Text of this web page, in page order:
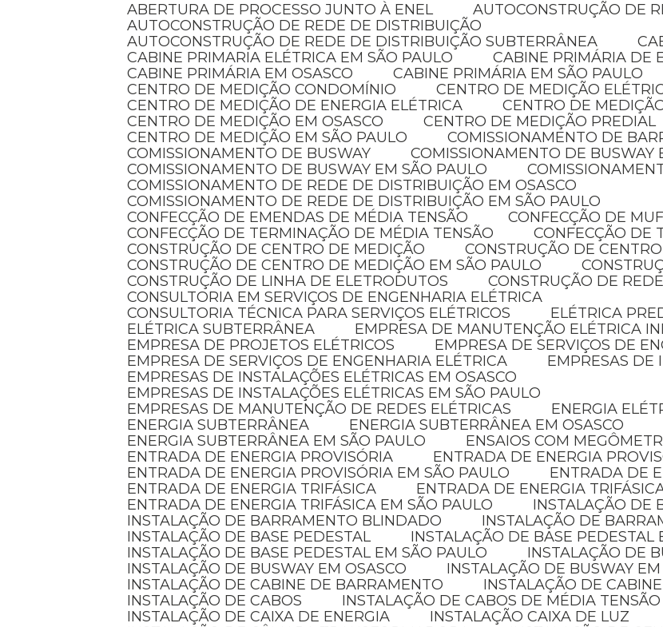
ABERTURA DE PROCESSO JUNTO À ENEL
AUTOCONSTRUÇÃO DE
AUTOCONSTRUÇÃO DE REDE DE DISTRIBUIÇÃO
AUTOCONSTRUÇÃO DE REDE DE DISTRIBUIÇÃO SUBTERRÂNEA
CABINE PRIMARIA ELÉTRICA EM SÃO PAULO
CABINE PRIMÁRIA DE
CABINE PRIMÁRIA EM OSASCO
CABINE PRIMÁRIA EM SÃO PAULO
CENTRO DE MEDIÇÃO CONDOMÍNIO
CENTRO DE MEDIÇÃO
CENTRO DE MEDIÇÃO DE ENERGIA ELÉTRICA
CENTRO DE
CENTRO DE MEDIÇÃO EM OSASCO
CENTRO DE MEDIÇÃO PREDIAL
CENTRO DE MEDIÇÃO EM SÃO PAULO
COMISSIONAMENTO DE
COMISSIONAMENTO DE BUSWAY
COMISSIONAMENTO DE BUSWAY
COMISSIONAMENTO DE BUSWAY EM SÃO PAULO
COMISSIONAMENTO DE REDE DE DISTRIBUIÇÃO EM OSASCO
COMISSIONAMENTO DE REDE DE DISTRIBUIÇÃO EM SÃO PAULO
CONFECÇÃO DE EMENDAS DE MÉDIA TENSÃO
CONFECÇÃO DE
CONFECÇÃO DE TERMINAÇÃO DE MÉDIA TENSÃO
CONFECÇÃO
CONSTRUÇÃO DE CENTRO DE MEDIÇÃO
CONSTRUÇÃO DE
CONSTRUÇÃO DE CENTRO DE MEDIÇÃO EM SÃO PAULO
CONSTRUÇÃO DE LINHA DE ELETRODUTOS
CONSTRUÇÃO DE
CONSULTORIA EM SERVIÇOS DE ENGENHARIA ELÉTRICA
CONSULTORIA TÉCNICA PARA SERVIÇOS ELÉTRICOS
ELÉTRICA
ELÉTRICA SUBTERRÂNEA
EMPRESA DE MANUTENÇÃO ELÉTRICA
EMPRESA DE PROJETOS ELÉTRICOS
EMPRESA DE SERVIÇOS DE
EMPRESA DE SERVIÇOS DE ENGENHARIA ELÉTRICA
EMPRESAS
EMPRESAS DE INSTALAÇÕES ELÉTRICAS EM OSASCO
EMPRESAS DE INSTALAÇÕES ELÉTRICAS EM SÃO PAULO
EMPRESAS DE MANUTENÇÃO DE REDES ELÉTRICAS
ENERGIA
ENERGIA SUBTERRÂNEA
ENERGIA SUBTERRÂNEA EM OSASCO
ENERGIA SUBTERRÂNEA EM SÃO PAULO
ENSAIOS COM
ENTRADA DE ENERGIA PROVISÓRIA
ENTRADA DE ENERGIA
ENTRADA DE ENERGIA PROVISÓRIA EM SÃO PAULO
ENTRADA DE
ENTRADA DE ENERGIA TRIFÁSICA
ENTRADA DE ENERGIA
ENTRADA DE ENERGIA TRIFÁSICA EM SÃO PAULO
INSTALAÇÃO DE
INSTALAÇÃO DE BARRAMENTO BLINDADO
INSTALAÇÃO DE
INSTALAÇÃO DE BASE PEDESTAL
INSTALAÇÃO DE BASE PEDESTAL
INSTALAÇÃO DE BASE PEDESTAL EM SÃO PAULO
INSTALAÇÃO DE
INSTALAÇÃO DE BUSWAY EM OSASCO
INSTALAÇÃO DE BUSWAY
INSTALAÇÃO DE CABINE DE BARRAMENTO
INSTALAÇÃO DE
INSTALAÇÃO DE CABOS
INSTALAÇÃO DE CABOS DE MÉDIA TENSÃO
INSTALAÇÃO DE CAIXA DE ENERGIA
INSTALAÇÃO CAIXA DE LUZ